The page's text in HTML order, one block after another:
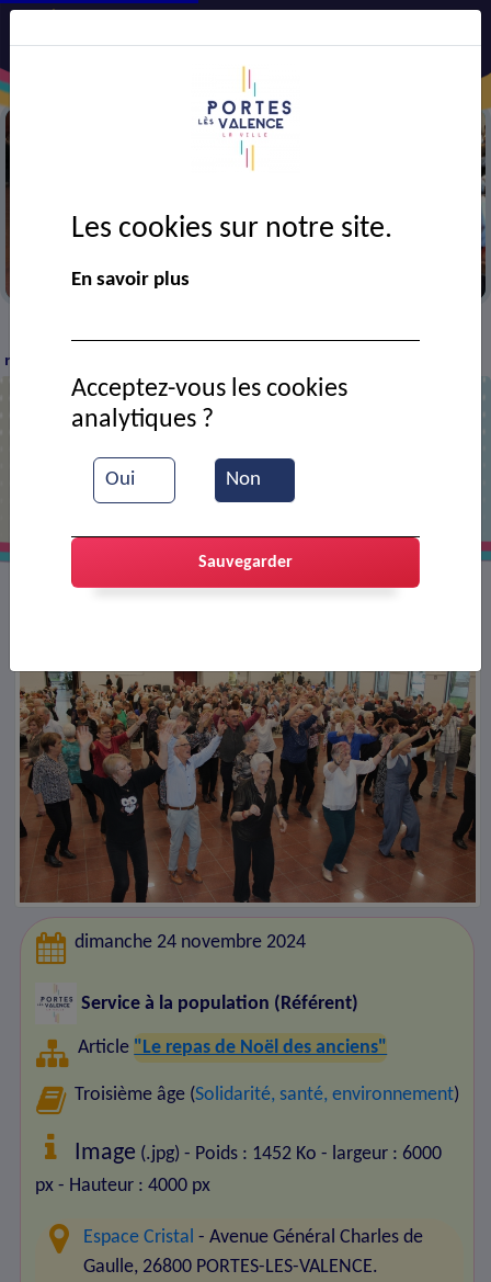
Repas des anciens
repas de Noël des anciens
Le repas de Noël des anciens
dimanche 24 novembre 2024
Service à la population (Référent)
Article "Le repas de Noël des anciens"
Troisième âge (Solidarité, santé, environnement)
Image (.jpg) - Poids : 1452 Ko - largeur : 6000
px - Hauteur : 4000 px
Espace Cristal - Avenue Général Charles de
Gaulle, 26800 PORTES-LES-VALENCE.
Les cookies sur notre site.
En savoir plus
Oui Non
Acceptez-vous les cookies
analytiques ?
Sauvegarder